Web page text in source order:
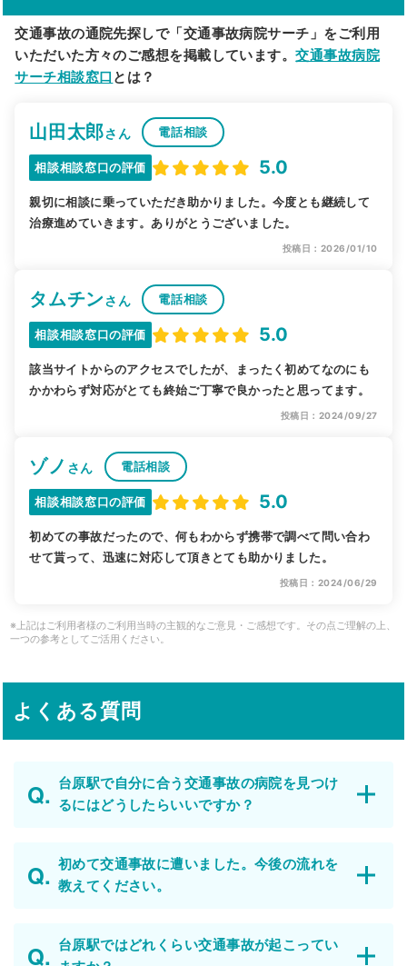
交通事故の通院先探しで「交通事故病院サーチ」をご利用
いただいた方々のご感想を掲載しています。交通事故病院
サーチ相談窓口 とは？
山田太郎さん 電話相談
相談相談窓口の評価 5.0
親切に相談に乗っていただき助かりました。今度とも継続して
治療進めていきます。ありがとうございました。
投稿日：2026/01/10
タムチンさん 電話相談
相談相談窓口の評価 5.0
該当サイトからのアクセスでしたが、まったく初めてなのにも
かかわらず対応がとても終始ご丁寧で良かったと思ってます。
投稿日：2024/09/27
ゾノ さん 電話相談
相談相談窓口の評価 5.0
初めての事故だったので、何もわからず携帯で調べて問い合わ
せて貰って、迅速に対応して頂きとても助かりました。
投稿日：2024/06/29
※上記はご利用者様のご利用当時の主観的なご意見・ご感想です。その点ご理解の上、
一つの参考としてご活用ください。
よくある質問
台原駅で自分に合う交通事故の病院を見つけ
るにはどうしたらいいですか？
初めて交通事故に遭いました。今後の流れを
教えてください。
台原駅ではどれくらい交通事故が起こってい